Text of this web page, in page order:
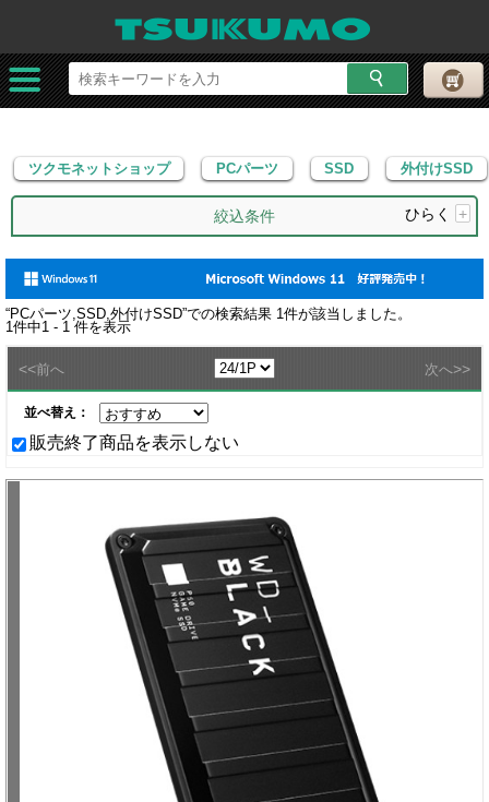
ツクモネットショップ PCパーツ 外付けSSD
ツクモネットショップ PCパーツ SSD 外付けSSD
絞込条件 ひらく +
“PCパーツ,SSD,外付けSSD”での検索結果 1件が該当しました。
1件中1 - 1 件を表示
<<前へ 次へ>>
並べ替え：
販売終了商品を表示しない